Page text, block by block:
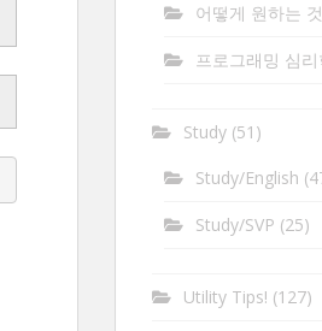
어떻게 원하는
프로그래밍 심
Study(51)
Study/English
Study/SVP (25)
Utility Tips! (127)